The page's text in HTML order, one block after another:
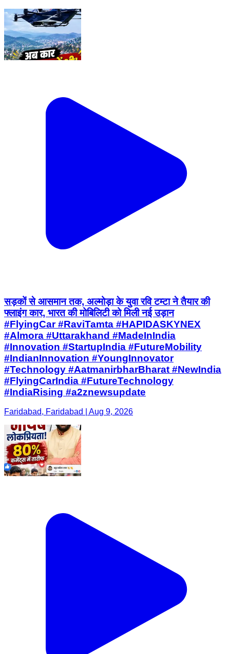
सड़कों से आसमान तक, अल्मोड़ा के युवा रवि टम्टा ने तैयार की
फ्लाइंग कार, भारत की मोबिलिटी को मिली नई उड़ान
#FlyingCar #RaviTamta #HAPIDASKYNEX
#Almora #Uttarakhand #MadeInIndia
#Innovation #StartupIndia #FutureMobility
#IndianInnovation #YoungInnovator
#Technology #AatmanirbharBharat #NewIndia
#FlyingCarIndia #FutureTechnology
#IndiaRising #a2znewsupdate
Faridabad, Faridabad | Aug 9, 2026